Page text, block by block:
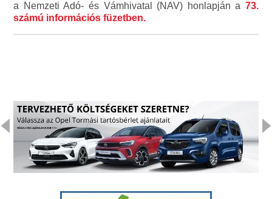
a Nemzeti Adó- és Vámhivatal (NAV) honlapján a 73.
számú információs füzetben.